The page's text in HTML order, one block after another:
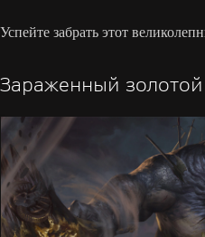
Успейте забрать этот
Зараженный